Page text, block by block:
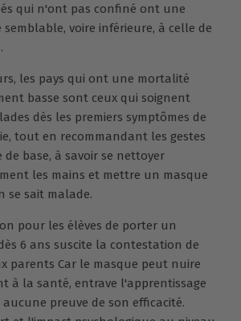
qui n'ont pas confiné ont une
voire inférieure, à celle de
les pays qui ont une mortalité
basse sont ceux qui soignent
dès les premiers symptômes de
tout en recommandant les gestes
de base, à savoir se nettoyer
les mains et mettre un masque
se sait malade.
pour les élèves de porter un
6 ans suscite la contestation de
parents Car le masque peut nuire
à la santé, entrave l'apprentissage
preuve de son efficacité.